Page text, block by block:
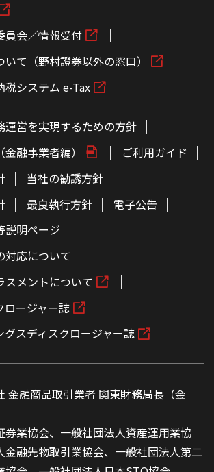
員会／情報受付
て（野村證券以外の窓口）
税システム e-Tax
運営を実現するための方針
融事業者編）
ご利用ガイド
当社の勧誘方針
最良執行方針
電子公告
説明ページ
対応について
スメントについて
ロージャー誌
スディスクロージャー誌
金融商品取引業者 関東財務局長（金
券業協会、一般社団法人資産運用業協
金融先物取引業協会、一般社団法人第二